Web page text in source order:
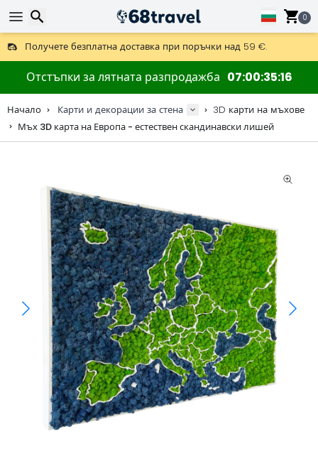
0
Получете безплатна доставка при поръчки над 59 €.
Предлага се и DHL Express за една нощ.
30 дни за връщане, 90 дни за дървени карти и декорации.
Оригинален производител на карти и декорации.
Отстъпки за лятната разпродажба 07 00 35 15
Начало Карти и декорации за стена
3D карти на мъхове
Мъх 3D карта на Европа - естествен скандинавски лишей
Търсене